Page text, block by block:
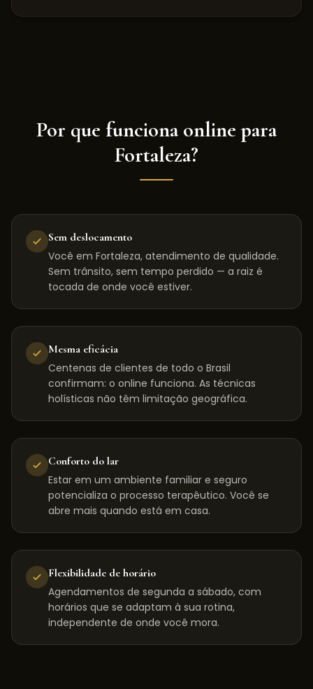
Por que funciona online para
Fortaleza?
Sem deslocamento
Você em Fortaleza, atendimento de qualidade.
Sem trânsito, sem tempo perdido — a raiz é
tocada de onde você estiver.
Mesma eficácia
Centenas de clientes de todo o Brasil
confirmam: o online funciona. As técnicas
holísticas não têm limitação geográfica.
Conforto do lar
Estar em um ambiente familiar e seguro
potencializa o processo terapêutico. Você se
abre mais quando está em casa.
Flexibilidade de horário
Agendamentos de segunda a sábado, com
horários que se adaptam à sua rotina,
independente de onde você mora.